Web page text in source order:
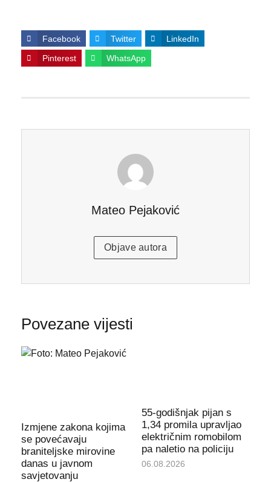
Facebook Twitter LinkedIn
Pinterest WhatsApp
Mateo Pejaković
Objave autora
Povezane vijesti
Izmjene zakona kojima
se povećavaju
braniteljske mirovine
danas u javnom
savjetovanju
55-godišnjak pijan s
1,34 promila upravljao
električnim romobilom
pa naletio na policiju
06.08.2026